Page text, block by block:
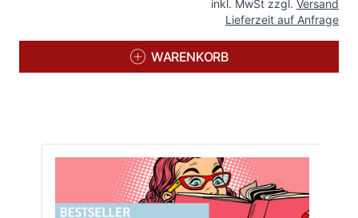
inkl. MwSt zzgl. Versand
Lieferzeit auf Anfrage
WARENKORB